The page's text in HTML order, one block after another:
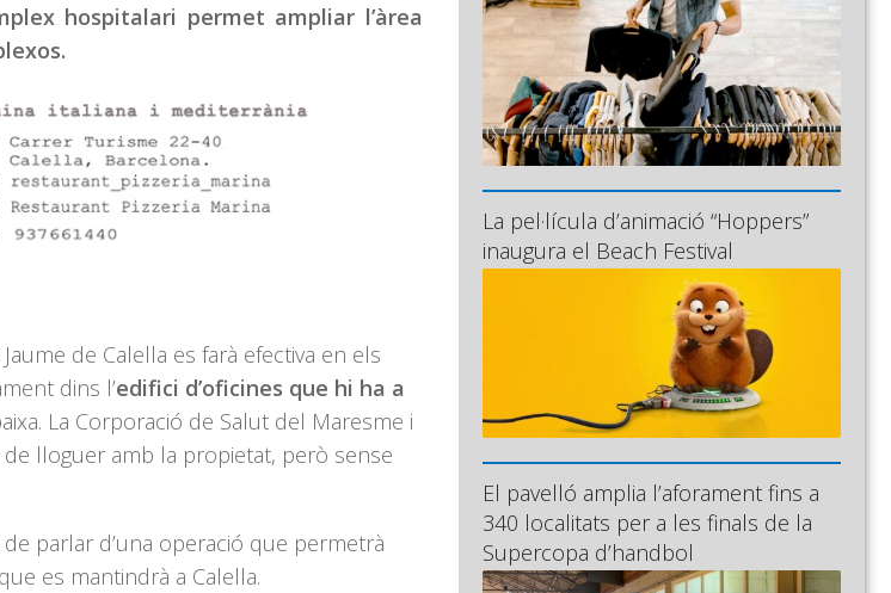
hospitalari permet ampliar l’àrea
de Calella es farà efectiva en els
dins l’edifici d’oficines que hi ha a
La Corporació de Salut del Maresme i
de lloguer amb la propietat, però sense
de parlar d’una operació que permetrà
es mantindrà a Calella.
La pel·lícula d’animació “Hoppers”
inaugura el Beach Festival
El pavelló amplia l’aforament fins a
340 localitats per a les finals de la
Supercopa d’handbol